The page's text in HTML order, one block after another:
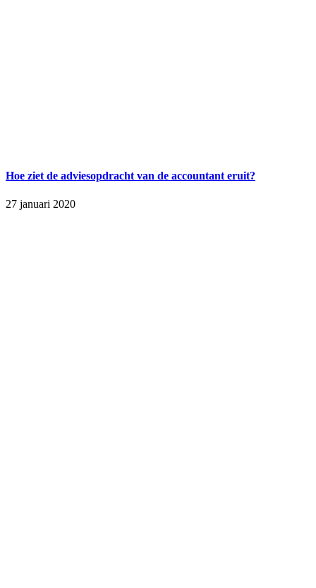
Hoe ziet de adviesopdracht van de accountant eruit?
27 januari 2020